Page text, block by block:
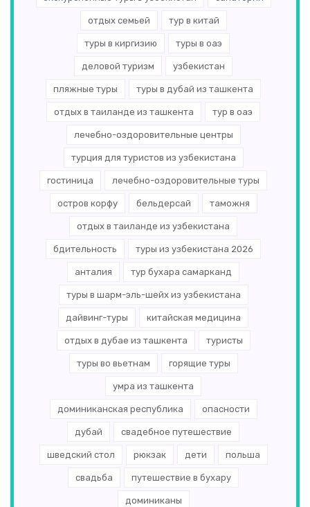
отдых семьей тур в китай
туры в киргизию туры в оаэ
деловой туризм узбекистан
пляжные туры туры в дубай из ташкента
отдых в таиланде из ташкента тур в оаэ
лечебно-оздоровительные центры
турция для туристов из узбекистана
гостиница лечебно-оздоровительные туры
остров корфу бельдерсай таможня
отдых в таиланде из узбекистана
бдительность туры из узбекистана 2026
анталия тур бухара самарканд
туры в шарм-эль-шейх из узбекистана
дайвинг-туры китайская медицина
отдых в дубае из ташкента туристы
туры во вьетнам горящие туры
умра из ташкента
доминиканская республика опасности
дубай свадебное путешествие
шведский стол рюкзак дети польша
свадьба путешествие в бухару
доминиканы